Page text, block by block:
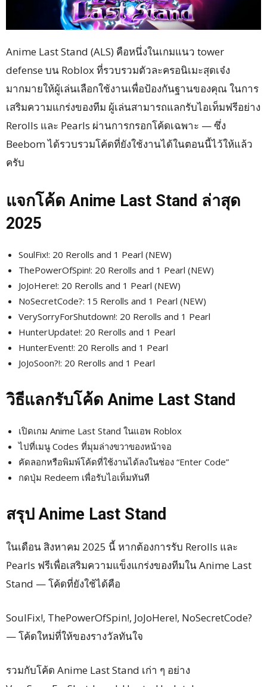
Anime Last Stand (ALS) คือหนึ่งในเกมแนว tower
defense บน Roblox ที่รวบรวมตัวละครอนิเมะสุดเจ๋ง
มากมายให้ผู้เล่นเลือกใช้งานเพื่อป้องกันฐานของคุณ ในการ
เสริมความแกร่งของทีม ผู้เล่นสามารถแลกรับไอเท็มฟรีอย่าง
Rerolls และ Pearls ผ่านการกรอกโค้ดเฉพาะ — ซึ่ง
Beebom ได้รวบรวมโค้ดที่ยังใช้งานได้ในตอนนี้ไว้ให้แล้ว
ครับ
แจกโค้ด Anime Last Stand ล่าสุด
2025
SoulFix!: 20 Rerolls and 1 Pearl (NEW)
ThePowerOfSpin!: 20 Rerolls and 1 Pearl (NEW)
JoJoHere!: 20 Rerolls and 1 Pearl (NEW)
NoSecretCode?: 15 Rerolls and 1 Pearl (NEW)
VerySorryForShutdown!: 20 Rerolls and 1 Pearl
HunterUpdate!: 20 Rerolls and 1 Pearl
HunterEvent!: 20 Rerolls and 1 Pearl
JoJoSoon?!: 20 Rerolls and 1 Pearl
วิธีแลกรับโค้ด Anime Last Stand
เปิดเกม Anime Last Stand ในแอพ Roblox
ไปที่เมนู Codes ที่มุมล่างขวาของหน้าจอ
คัดลอกหรือพิมพ์โค้ดที่ใช้งานได้ลงในช่อง “Enter Code”
กดปุ่ม Redeem เพื่อรับไอเท็มทันที
สรุป Anime Last Stand
ในเดือน สิงหาคม 2025 นี้ หากต้องการรับ Rerolls และ
Pearls ฟรีเพื่อเสริมความแข็งแกร่งของทีมใน Anime Last
Stand — โค้ดที่ยังใช้ได้คือ
SoulFix!, ThePowerOfSpin!, JoJoHere!, NoSecretCode?
— โค้ดใหม่ที่ให้ของรางวัลทันใจ
รวมกับโค้ด Anime Last Stand เก่า ๆ อย่าง